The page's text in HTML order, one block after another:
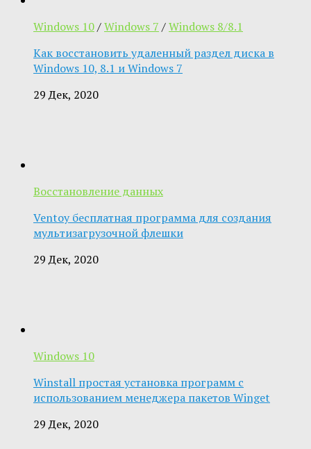
Windows 10/Windows 7 /Windows 8/8.1
Как восстановить удаленный раздел диска в
Windows 10, 8.1 и Windows 7
29 Дек, 2020
Восстановление данных
Ventoy бесплатная программа для создания
мультизагрузочной флешки
29 Дек, 2020
Windows 10
Winstall простая установка программ с
использованием менеджера пакетов Winget
29 Дек, 2020